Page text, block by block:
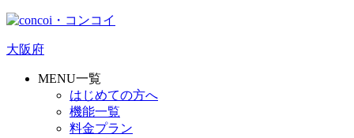
大阪府
MENU一覧
はじめての方へ
機能一覧
料金プラン